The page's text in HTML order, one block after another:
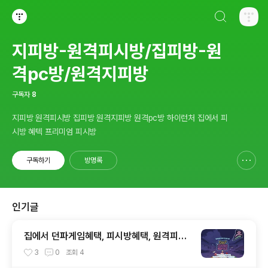
지피방-원격피시방/집피방-원
격pc방/원격지피방
구독자 8
지피방 원격피시방 집피방 원격지피방 원격pc방 하이런처 집에서 피
시방 혜텍 프리미엄 피시방
구독하기 방명록
인기글
집에서 던파게임혜택, 피시방혜택, 원격피시
방, 집피시방, 겜설치가 않되도 어디서든 즐기
3 0 조회 4